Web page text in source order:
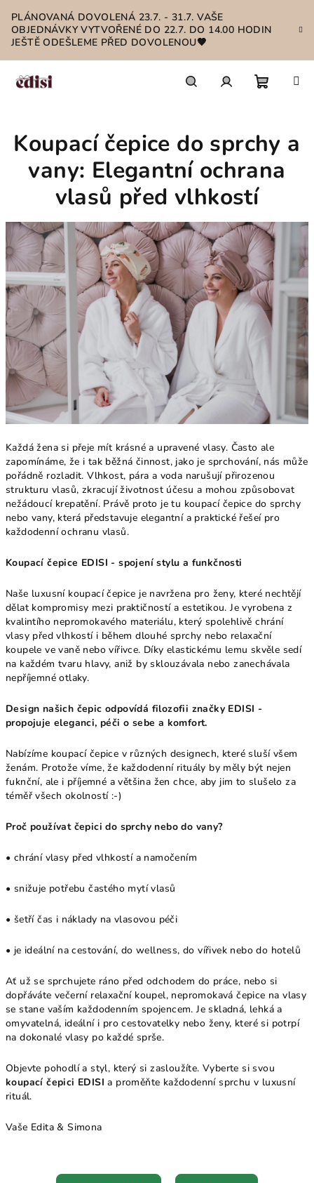
obsah
PLÁNOVANÁ DOVOLENÁ 23.7. - 31.7. VAŠE
OBJEDNÁVKY VYTVOŘENÉ DO 22.7. DO 14.00 HODIN
JEŠTĚ ODEŠLEME PŘED DOVOLENOU🤎
košík
Koupací čepice do sprchy a
vany: Elegantní ochrana
vlasů před vlhkostí
Každá žena si přeje mít krásné a upravené vlasy. Často ale
zapomínáme, že i tak běžná činnost, jako je sprchování, nás může
pořádně rozladit. Vlhkost, pára a voda narušují přirozenou
strukturu vlasů, zkracují životnost účesu a mohou způsobovat
nežádoucí krepatění. Právě proto je tu koupací čepice do sprchy
nebo vany, která představuje elegantní a praktické řešeí pro
každodenní ochranu vlasů.
Koupací čepice EDISI - spojení stylu a funkčnosti
Naše luxusní koupací čepice je navržena pro ženy, které nechtějí
dělat kompromisy mezi praktičností a estetikou. Je vyrobena z
kvalintího nepromokavého materiálu, který spolehlivě chrání
vlasy před vlhkostí i během dlouhé sprchy nebo relaxační
koupele ve vaně nebo vířivce. Díky elastickému lemu skvěle sedí
na každém tvaru hlavy, aniž by sklouzávala nebo zanechávala
nepříjemné otlaky.
Design našich čepic odpovídá filozofii značky EDISI -
propojuje eleganci, péči o sebe a komfort.
Nabízíme koupací čepice v různých designech, které sluší všem
ženám. Protože víme, že každodenní rituály by měly být nejen
fuknční, ale i příjemné a většina žen chce, aby jim to slušelo za
téměř všech okolností :-)
Proč používat čepici do sprchy nebo do vany?
• chrání vlasy před vlhkostí a namočením
• snižuje potřebu častého mytí vlasů
• šetří čas i náklady na vlasovou péči
• je ideální na cestování, do wellness, do vířivek nebo do hotelů
Ať už se sprchujete ráno před odchodem do práce, nebo si
dopřáváte večerní relaxační koupel, nepromokavá čepice na vlasy
se stane vaším každodenním spojencem. Je skladná, lehká a
omyvatelná, ideální i pro cestovatelky nebo ženy, které si potrpí
na dokonalé vlasy po každé sprše.
Objevte pohodlí a styl, který si zasloužíte. Vyberte si svou
koupací čepici EDISI a proměňte každodenní sprchu v luxusní
rituál.
Vaše Edita & Simona